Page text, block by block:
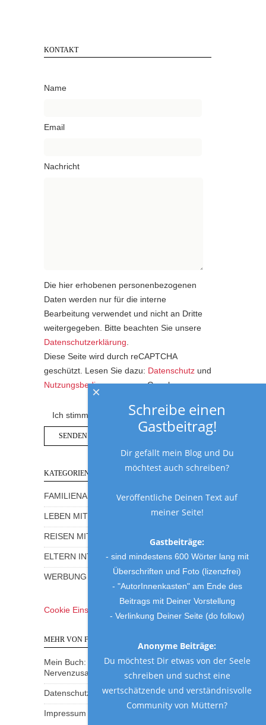
KONTAKT
Name
Email
Nachricht
Die hier erhobenen personenbezogenen
Daten werden nur für die interne
Bearbeitung verwendet und nicht an Dritte
weitergegeben. Bitte beachten Sie unsere
Datenschutzerklärung.
Diese Seite wird durch reCAPTCHA
geschützt. Lesen Sie dazu: Datenschutz und
Nutzungsbedingungenvon Google.
Ich stimme der Datenschutzerklärung zu.
KATEGORIEN
FAMILIENALLTAG MIT HUMOR
LEBEN MIT KINDERN
REISEN MIT KINDERN
ELTERN INTERVIEWS
WERBUNG UND GEWINNSPIELE
Cookie Einstellungen
MEHR VON FRAU MUTTER
Mein Buch: Eine Mama am Rande des
Nervenzusammenbruchs
Datenschutzerklärung
Impressum
Schreibe einen
Gastbeitrag!
Dir gefällt mein Blog und Du
möchtest auch schreiben?
Veröffentliche Deinen Text auf
meiner Seite!
Gastbeiträge:
- sind mindestens 600 Wörter lang mit
Überschriften und Foto (lizenzfrei)
- "AutorInnenkasten" am Ende des
Beitrags mit Deiner Vorstellung
- Verlinkung Deiner Seite (do follow)
Anonyme Beiträge:
Du möchtest Dir etwas von der Seele
schreiben und suchst eine
wertschätzende und verständnisvolle
Community von Müttern?
×